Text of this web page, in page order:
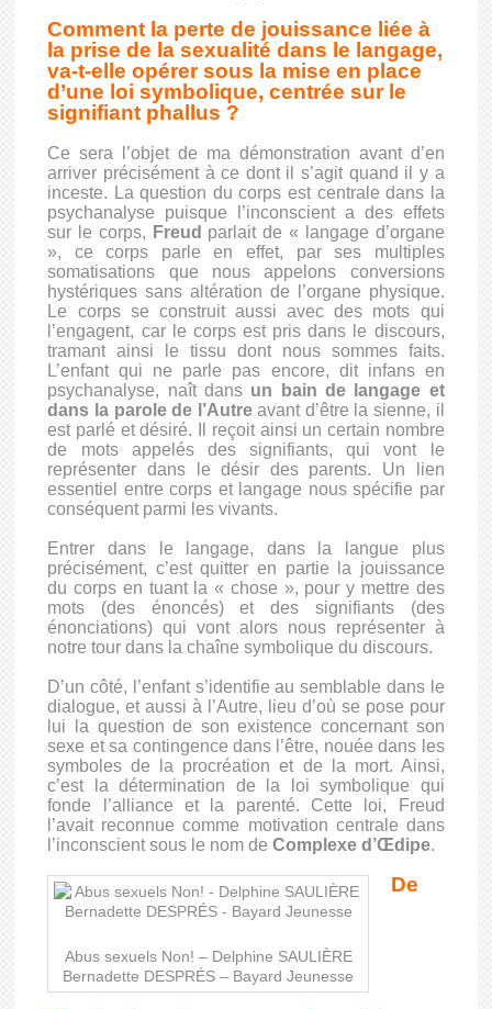
Comment la perte de jouissance liée à
la prise de la sexualité dans le langage,
va-t-elle opérer sous la mise en place
d’une loi symbolique, centrée sur le
signifiant phallus ?
Ce sera l’objet de ma démonstration avant d’en
arriver précisément à ce dont il s’agit quand il y a
inceste. La question du corps est centrale dans la
psychanalyse puisque l’inconscient a des effets
sur le corps, Freud parlait de « langage d’organe
», ce corps parle en effet, par ses multiples
somatisations que nous appelons conversions
hystériques sans altération de l’organe physique.
Le corps se construit aussi avec des mots qui
l’engagent, car le corps est pris dans le discours,
tramant ainsi le tissu dont nous sommes faits.
L’enfant qui ne parle pas encore, dit infans en
psychanalyse, naît dans un bain de langage et
dans la parole de l’Autreavant d’être la sienne, il
est parlé et désiré. Il reçoit ainsi un certain nombre
de mots appelés des signifiants, qui vont le
représenter dans le désir des parents. Un lien
essentiel entre corps et langage nous spécifie par
conséquent parmi les vivants.
Entrer dans le langage, dans la langue plus
précisément, c’est quitter en partie la jouissance
du corps en tuant la « chose », pour y mettre des
mots (des énoncés) et des signifiants (des
énonciations) qui vont alors nous représenter à
notre tour dans la chaîne symbolique du discours.
D’un côté, l’enfant s’identifie au semblable dans le
dialogue, et aussi à l’Autre, lieu d’où se pose pour
lui la question de son existence concernant son
sexe et sa contingence dans l’être, nouée dans les
symboles de la procréation et de la mort. Ainsi,
c’est la détermination de la loi symbolique qui
fonde l’alliance et la parenté. Cette loi, Freud
l’avait reconnue comme motivation centrale dans
l’inconscient sous le nom deComplexe d’Œdipe.
Abus sexuels Non! – Delphine SAULIÈRE
Bernadette DESPRÉS – Bayard Jeunesse
De